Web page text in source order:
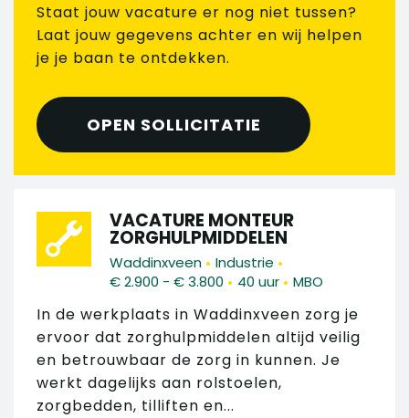
Staat jouw vacature er nog niet tussen?
Laat jouw gegevens achter en wij helpen
je je baan te ontdekken.
OPEN SOLLICITATIE
VACATURE MONTEUR
ZORGHULPMIDDELEN
Waddinxveen • Industrie •
€ 2.900 - € 3.800 • 40 uur • MBO
In de werkplaats in Waddinxveen zorg je
ervoor dat zorghulpmiddelen altijd veilig
en betrouwbaar de zorg in kunnen. Je
werkt dagelijks aan rolstoelen,
zorgbedden, tilliften en...